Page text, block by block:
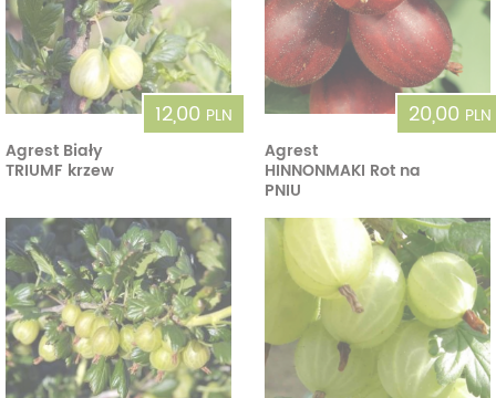
12,00 PLN
Agrest Biały
TRIUMF krzew
20,00 PLN
Agrest
HINNONMAKI Rot na
PNIU